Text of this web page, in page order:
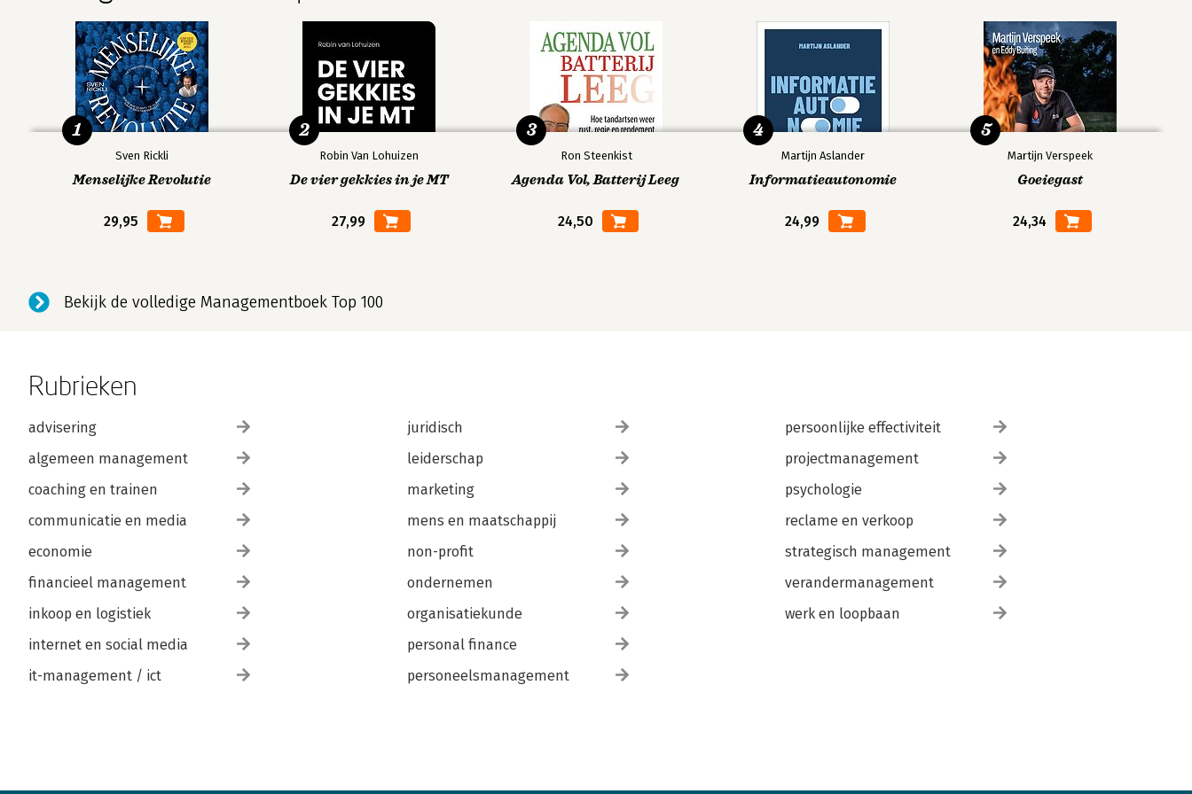
Sven Rickli
Menselijke Revolutie
29,95
1
Robin Van Lohuizen
De vier gekkies in je MT
27,99
2
Ron Steenkist
Agenda Vol, Batterij Leeg
24,50
3
Martijn Aslander
Informatieautonomie
24,99
4
Martijn Verspeek
Goeiegast
24,34
5
Bekijk de volledige Managementboek Top 100
Rubrieken
advisering
algemeen management
coaching en trainen
communicatie en media
economie
financieel management
inkoop en logistiek
internet en social media
it-management / ict
juridisch
leiderschap
marketing
mens en maatschappij
non-profit
ondernemen
organisatiekunde
personal finance
personeelsmanagement
persoonlijke effectiviteit
projectmanagement
psychologie
reclame en verkoop
strategisch management
verandermanagement
werk en loopbaan